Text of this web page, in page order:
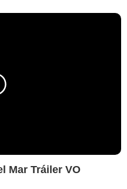
Mar Tráiler VO